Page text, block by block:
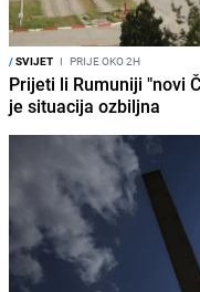
/SVIJET I PRIJE OKO 2H
Prijeti li Rumuniji "novi
je situacija ozbiljna